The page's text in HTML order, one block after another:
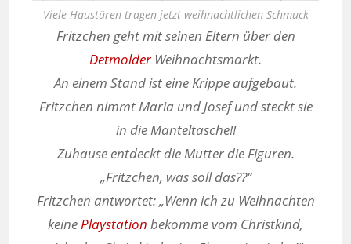
Viele Haustüren tragen jetzt weihnachtlichen Schmuck
Fritzchen geht mit seinen Eltern über den
Detmolder Weihnachtsmarkt.
An einem Stand ist eine Krippe aufgebaut.
Fritzchen nimmt Maria und Josef und steckt sie
in die Manteltasche!!
Zuhause entdeckt die Mutter die Figuren.
„Fritzchen, was soll das??“
Fritzchen antwortet: „Wenn ich zu Weihnachten
keinePlaystation bekomme vom Christkind,